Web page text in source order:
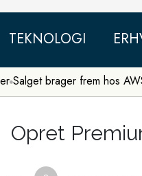
TEKNOLOGI
Salget brager frem hos
Opret